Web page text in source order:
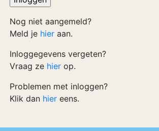
Nog niet aangemeld?
Meld je hier aan.
Inloggegevens vergeten?
Vraag ze hier op.
Problemen met inloggen?
Klik dan hier eens.